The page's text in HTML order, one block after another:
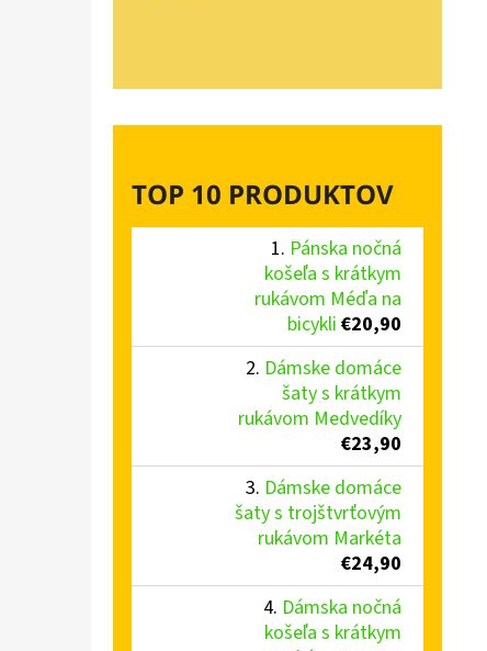
TOP 10 PRODUKTOV
Pánska nočná
košeľa s krátkym
rukávom Méďa na
bicykli €20,90
Dámske domáce
šaty s krátkym
rukávom Medvedíky
€23,90
Dámske domáce
šaty s trojštvrťovým
rukávom Markéta
€24,90
Dámska nočná
košeľa s krátkym